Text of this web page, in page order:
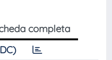
completa